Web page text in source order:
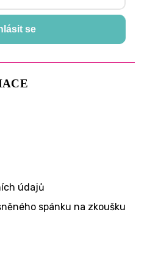
údajů
spánku na zkoušku
se